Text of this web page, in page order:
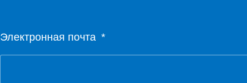
Электронная почта